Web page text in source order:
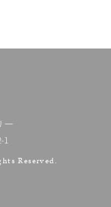
ー
1
Reserved.